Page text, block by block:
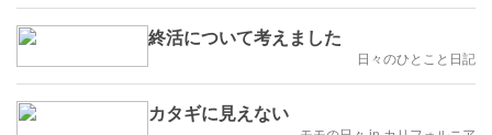
終活について考えました
日々のひとこと日記
カタギに見えない